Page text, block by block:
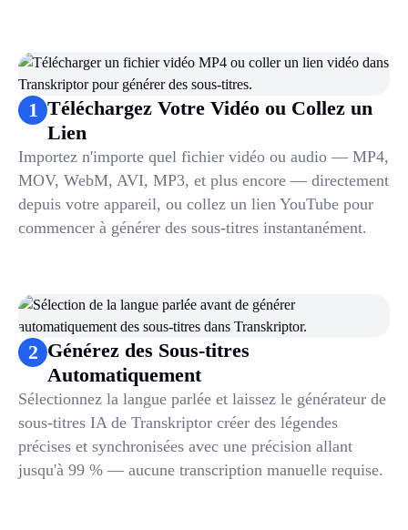
1 Téléchargez Votre Vidéo ou Collez un
Lien
Importez n'importe quel fichier vidéo ou audio — MP4,
MOV, WebM, AVI, MP3, et plus encore — directement
depuis votre appareil, ou collez un lien YouTube pour
commencer à générer des sous-titres instantanément.
2 Générez des Sous-titres
Automatiquement
Sélectionnez la langue parlée et laissez le générateur de
sous-titres IA de Transkriptor créer des légendes
précises et synchronisées avec une précision allant
jusqu'à 99 % — aucune transcription manuelle requise.